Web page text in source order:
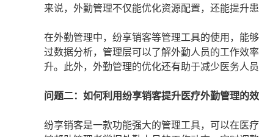
来说，外勤管理不仅能优化资源配置，还能提升
在外勤管理中，纷享销客等管理工具的使用，能
过数据分析，管理层可以了解外勤人员的工作效
升。此外，外勤管理的优化还有助于减少医务人
问题二：如何利用纷享销客提升医疗外勤管理的效
纷享销客是一款功能强大的管理工具，可以在医